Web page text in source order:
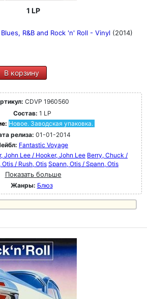
1 LP
R&B and Rock 'n' Roll - Vinyl (2014)
В корзину
CDVP 1960560
Состав: 1 LP
Новое. Заводская упаковка.
релиза: 01-01-2014
Fantastic Voyage
John Lee / Hooker, John Lee Berry, Chuck /
Otis / Rush, Otis Spann, Otis / Spann, Otis
Показать больше
Жанры: Блюз